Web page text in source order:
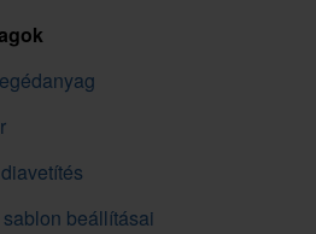
beállításai